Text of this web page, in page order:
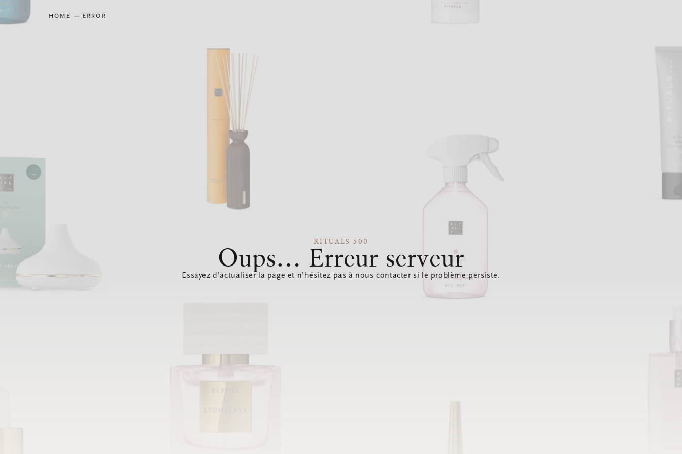
HOME ERROR
RITUALS 500
Oups… Erreur serveur
Essayez d’actualiser la page et n’hésitez pas à nous contacter si le problème persiste.